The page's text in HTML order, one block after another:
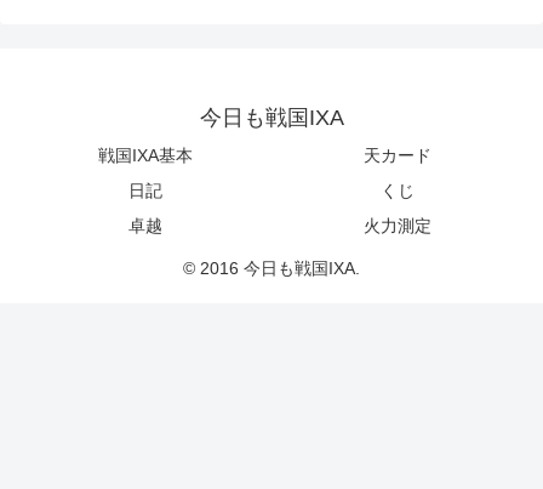
今日も戦国IXA
戦国IXA基本
天カード
日記
くじ
卓越
火力測定
© 2016 今日も戦国IXA.